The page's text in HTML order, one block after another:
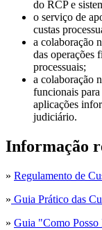
do RCP e
o serviço de
custas
a colaboração
das operações
processuais;
a colaboração
funcionais
aplicações
judiciário.
Informação
» Regulamento de
» Guia Prático das
» Guia "Como